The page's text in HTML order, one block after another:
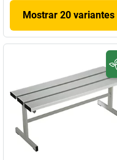
Mostrar 20 variantes